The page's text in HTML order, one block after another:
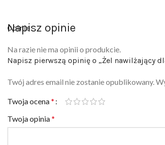
Napisz opinie
Opinie
Na razie nie ma opinii o produkcie.
Napisz pierwszą opinię o „Żel nawilżający
Twój adres email nie zostanie opublikowany.
Twoja ocena*
Twoja opinia*